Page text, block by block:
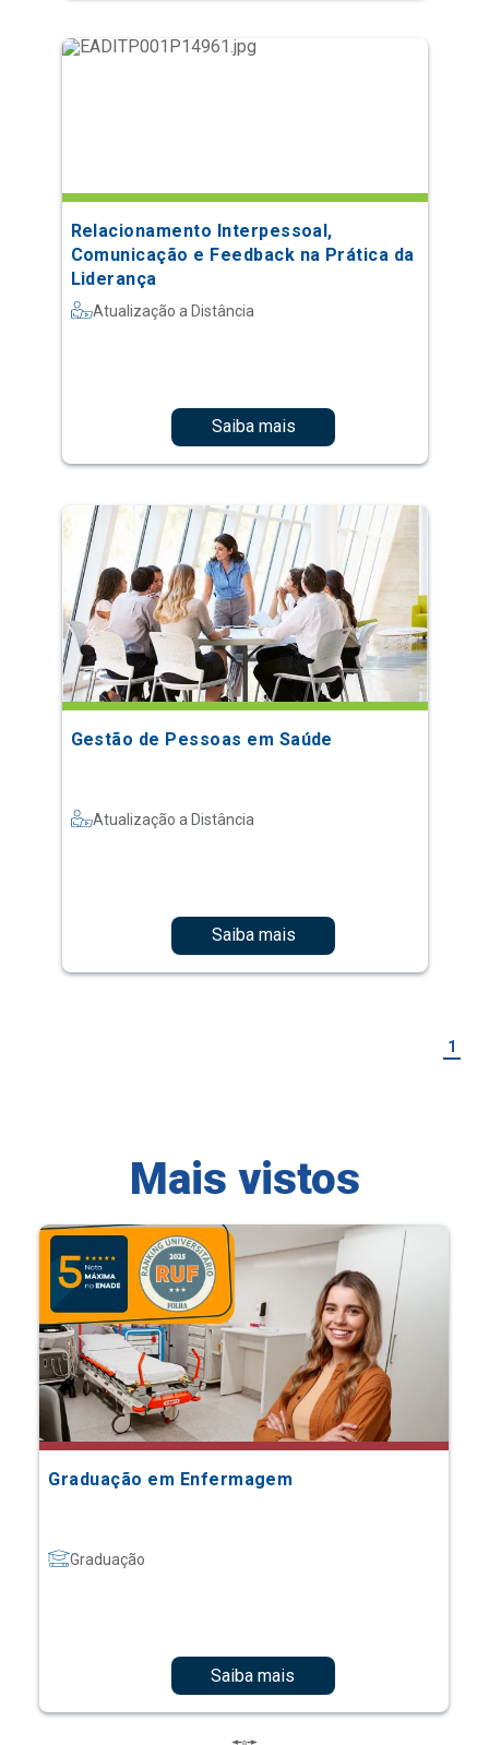
Relacionamento Interpessoal,
Comunicação e Feedback na Prática da
Liderança
Atualização a Distância
Saiba mais
Gestão de Pessoas em Saúde
Atualização a Distância
Saiba mais
1
Mais vistos
Graduação em Enfermagem
Graduação
Saiba mais